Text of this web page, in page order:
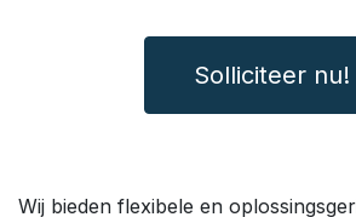
Solliciteer nu!
Wij bieden flexibele en